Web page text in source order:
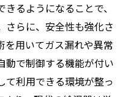
ルギー効率への影響
ニック
選び方
比較
アップ
るようになることで、
さらに、安全性も強化さ
を用いてガス漏れや異常
動で制御する機能が付い
て利用できる環境が整っ